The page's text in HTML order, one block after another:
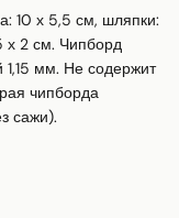
10 х 5,5 см, шляпки:
х 2 см. Чипборд
1,15 мм. Не содержит
чипборда
сажи).